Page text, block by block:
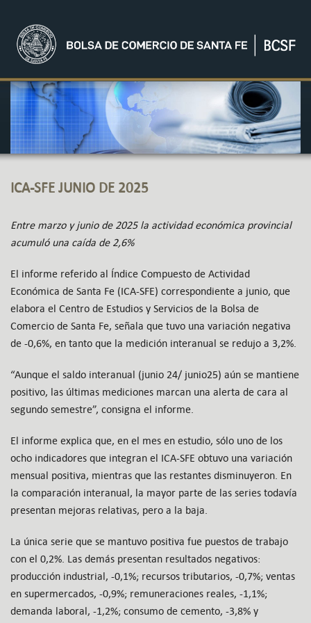
ICA-SFE JUNIO DE 2025
Entre marzo y junio de 2025 la actividad económica provincial
acumuló una caída de 2,6%
El informe referido al Índice Compuesto de Actividad
Económica de Santa Fe (ICA-SFE) correspondiente a junio, que
elabora el Centro de Estudios y Servicios de la Bolsa de
Comercio de Santa Fe, señala que tuvo una variación negativa
de -0,6%, en tanto que la medición interanual se redujo a 3,2%.
“Aunque el saldo interanual (junio 24/ junio25) aún se mantiene
positivo, las últimas mediciones marcan una alerta de cara al
segundo semestre”, consigna el informe.
El informe explica que, en el mes en estudio, sólo uno de los
ocho indicadores que integran el ICA-SFE obtuvo una variación
mensual positiva, mientras que las restantes disminuyeron. En
la comparación interanual, la mayor parte de las series todavía
presentan mejoras relativas, pero a la baja.
La única serie que se mantuvo positiva fue puestos de trabajo
con el 0,2%. Las demás presentan resultados negativos:
producción industrial, -0,1%; recursos tributarios, -0,7%; ventas
en supermercados, -0,9%; remuneraciones reales, -1,1%;
demanda laboral, -1,2%; consumo de cemento, -3,8% y